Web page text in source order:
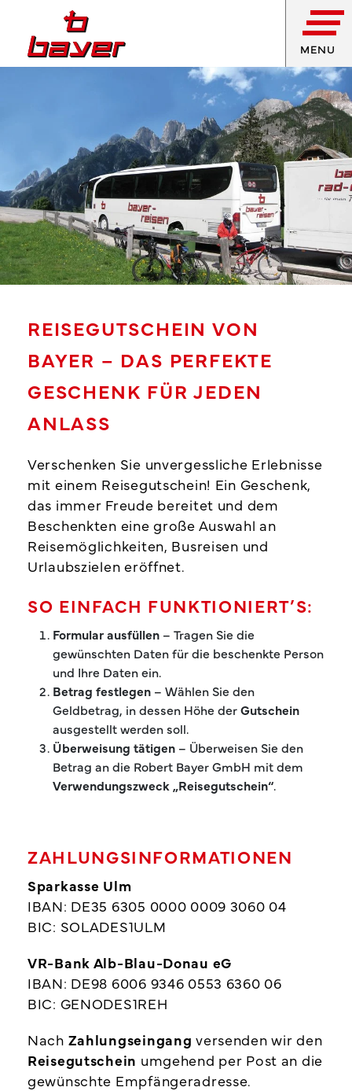
MENU
REISEGUTSCHEIN VON
BAYER – DAS PERFEKTE
GESCHENK FÜR JEDEN
ANLASS
Verschenken Sie unvergessliche Erlebnisse
mit einem Reisegutschein! Ein Geschenk,
das immer Freude bereitet und dem
Beschenkten eine große Auswahl an
Reisemöglichkeiten, Busreisen und
Urlaubszielen eröffnet.
SO EINFACH FUNKTIONIERT’S:
Formular ausfüllen – Tragen Sie die
gewünschten Daten für die beschenkte Person
und Ihre Daten ein.
Betrag festlegen – Wählen Sie den
Geldbetrag, in dessen Höhe derGutschein
ausgestellt werden soll.
Überweisung tätigen – Überweisen Sie den
Betrag an die Robert Bayer GmbH mit dem
Verwendungszweck „Reisegutschein“.
ZAHLUNGSINFORMATIONEN
Sparkasse Ulm
IBAN: DE35 6305 0000 0009 3060 04
BIC: SOLADES1ULM
VR-Bank Alb-Blau-Donau eG
IBAN: DE98 6006 9346 0553 6360 06
BIC: GENODES1REH
Nach Zahlungseingang versenden wir den
Reisegutschein umgehend per Post an die
gewünschte Empfängeradresse.